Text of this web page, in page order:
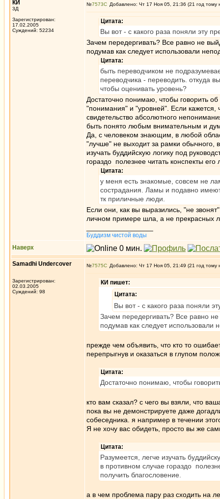
КИ
3Д
Зарегистрирован:
17.02.2005
Суждений: 52234
№7573 Добавлено: Чт 17 Ноя 05, 21:36 (21 год тому
Цитата:
Вы вот - с какого раза поняли эту
Зачем передергивать? Все равно не
подумав как следует использовали
Цитата:
быть переводчиком не
переводчика - переводить. откуда
чтобы оценивать уровень?
Достаточно понимаю, чтобы говорить
"понимания" и "уровней". Если кажется,
свидетельство абсолютного
быть понято любым внимательным и
Да, с человеком знающим, в любой
"лучше" не выходит за рамки обычного,
изучать буддийскую логику под
гораздо полезнее читать конспекты
Цитата:
у меня есть знакомые, совсем не
сострадания. Ламы и подавно
тк приличные люди.
Если они, как вы выразились, "не
личном примере шла, а не прекрасных
Буддизм чистой воды
Наверх
Samadhi Undercover
Зарегистрирован:
02.03.2005
Суждений: 98
№7575 Добавлено: Чт 17 Ноя 05, 21:49 (21 год тому
КИ пишет:
Цитата:
Вы вот - с какого раза поняли
Зачем передергивать? Все равно
подумав как следует
прежде чем объявить, что кто то
перепрыгнув и оказаться в глупом
Цитата:
Достаточно понимаю, чтобы
кто вам сказал? с чего вы взяли, что
пока вы не демонстрируете даже
собеседника. я например в течении
Я не хочу вас обидеть, просто вы же
Цитата:
Разумеется, легче изучать
в противном случае гораздо
получить благословение.
а в чем проблема пару раз сходить на